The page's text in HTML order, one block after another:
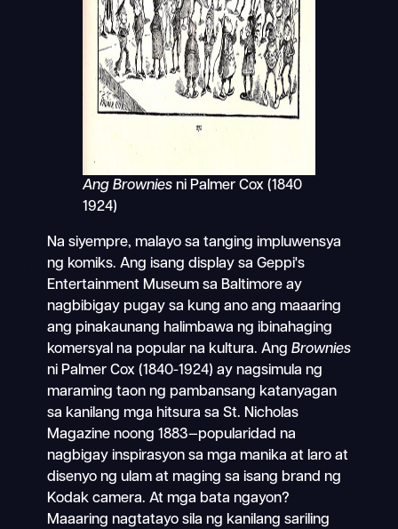
Ang Browniesni Palmer Cox (1840
1924)
Na siyempre, malayo sa tanging impluwensya
ng komiks. Ang isang display sa Geppi's
Entertainment Museum sa Baltimore ay
nagbibigay pugay sa kung ano ang maaaring
ang pinakaunang halimbawa ng ibinahaging
komersyal na popular na kultura. Ang Brownies
ni Palmer Cox (1840-1924) ay nagsimula ng
maraming taon ng pambansang katanyagan
sa kanilang mga hitsura sa St. Nicholas
Magazine noong 1883—popularidad na
nagbigay inspirasyon sa mga manika at laro at
disenyo ng ulam at maging sa isang brand ng
Kodak camera. At mga bata ngayon?
Maaaring nagtatayo sila ng kanilang sariling